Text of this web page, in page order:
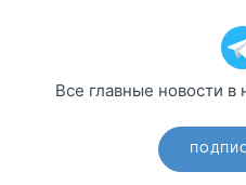
Все главные новости в